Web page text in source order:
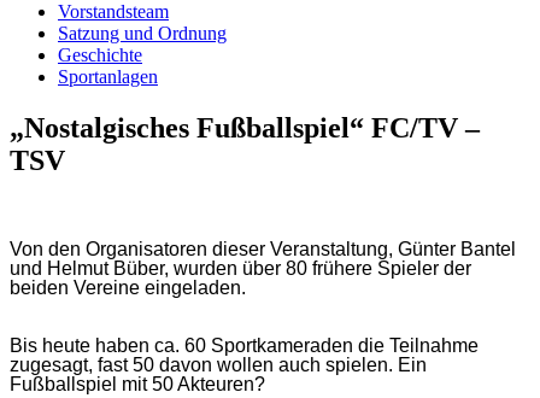
Vorstandsteam
Satzung und Ordnung
Geschichte
Sportanlagen
„Nostalgisches Fußballspiel“ FC/TV –
TSV
Von den Organisatoren dieser Veranstaltung, Günter Bantel
und Helmut Büber, wurden über 80 frühere Spieler der
beiden Vereine eingeladen.
Bis heute haben ca. 60 Sportkameraden die Teilnahme
zugesagt, fast 50 davon wollen auch spielen. Ein
Fußballspiel mit 50 Akteuren?